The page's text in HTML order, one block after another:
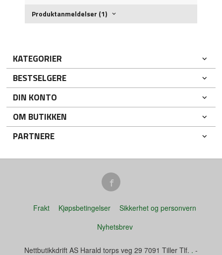
Produktanmeldelser (1)
KATEGORIER
BESTSELGERE
DIN KONTO
OM BUTIKKEN
PARTNERE
Frakt Kjøpsbetingelser
Sikkerhet og personvern
Nyhetsbrev
Nettbutikkdrift AS Harald torps veg 29 7091 Tiller Tlf. . -